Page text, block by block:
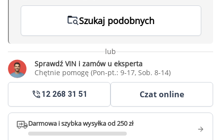
Szukaj podobnych
lub
Sprawdź VIN i zamów u eksperta
Chętnie pomogę (Pon-pt.: 9-17, Sob. 8-14)
12 268 31 51 Czat online
Darmowa i szybka wysyłka od 250 zł